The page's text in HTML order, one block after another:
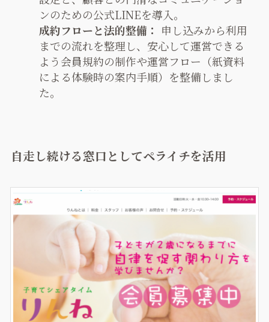
ンのための公式LINEを導入。
成約フローと法的整備： 申し込みから利用
までの流れを整理し、安心して運営できる
よう会員規約の制作や運営フロー（紙資料
による体験時の案内手順）を整備しまし
た。
自走し続ける窓口としてペライチを活用